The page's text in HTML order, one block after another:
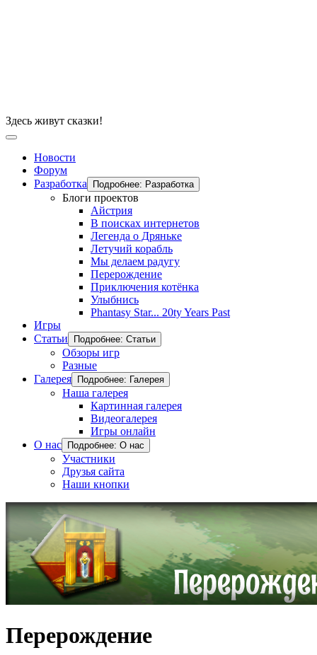
Здесь живут сказки!
Новости
Форум
Разработка
Подробнее: Разработка
Блоги проектов
Айстрия
В поисках интернетов
Легенда о Дряньке
Летучий корабль
Мы делаем радугу
Перерождение
Приключения котёнка
Улыбнись
Phantasy Star... 20ty Years Past
Игры
Статьи
Подробнее: Статьи
Обзоры игр
Разные
Галерея
Подробнее: Галерея
Наша галерея
Картинная галерея
Видеогалерея
Игры онлайн
О нас
Подробнее: О нас
Участники
Друзья сайта
Наши кнопки
Перерождение